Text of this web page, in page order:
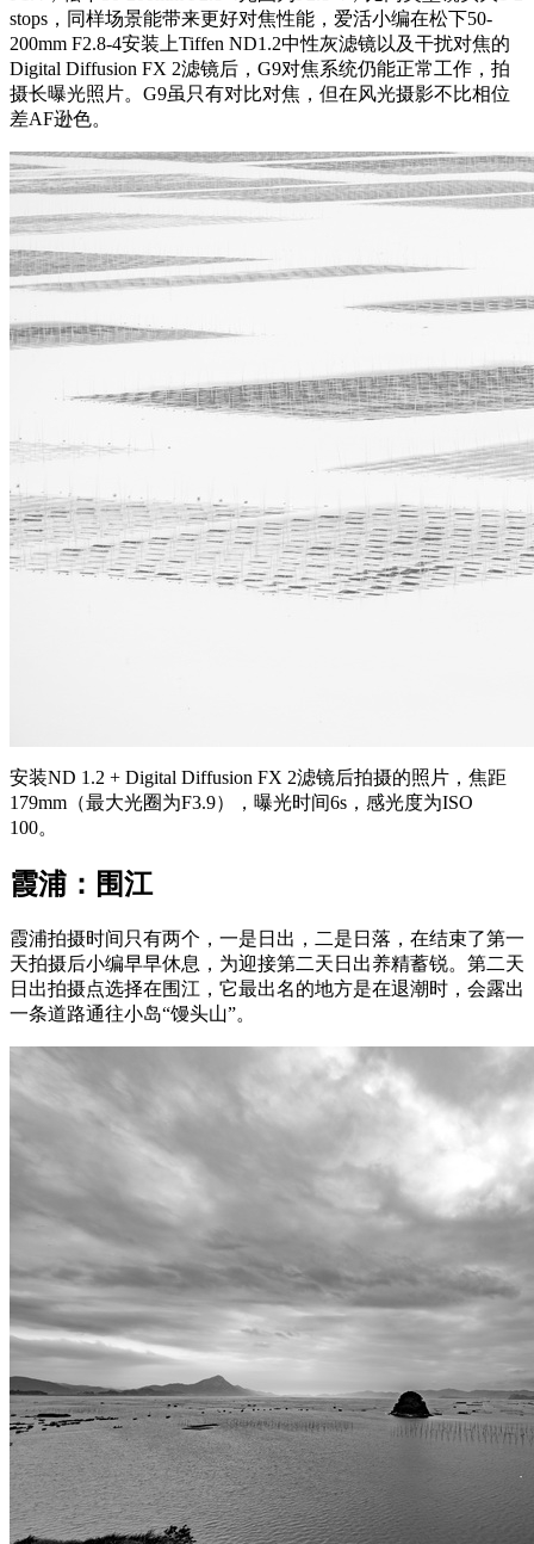
stops，同样场景能带来更好对焦性能，爱活小编在松下50-
200mm F2.8-4安装上Tiffen ND1.2中性灰滤镜以及干扰对焦的
Digital Diffusion FX 2滤镜后，G9对焦系统仍能正常工作，拍
摄长曝光照片。G9虽只有对比对焦，但在风光摄影不比相位
差AF逊色。
安装ND 1.2 + Digital Diffusion FX 2滤镜后拍摄的照片，焦距
179mm（最大光圈为F3.9），曝光时间6s，感光度为ISO
100。
霞浦：围江
霞浦拍摄时间只有两个，一是日出，二是日落，在结束了第一
天拍摄后小编早早休息，为迎接第二天日出养精蓄锐。第二天
日出拍摄点选择在围江，它最出名的地方是在退潮时，会露出
一条道路通往小岛“馒头山”。